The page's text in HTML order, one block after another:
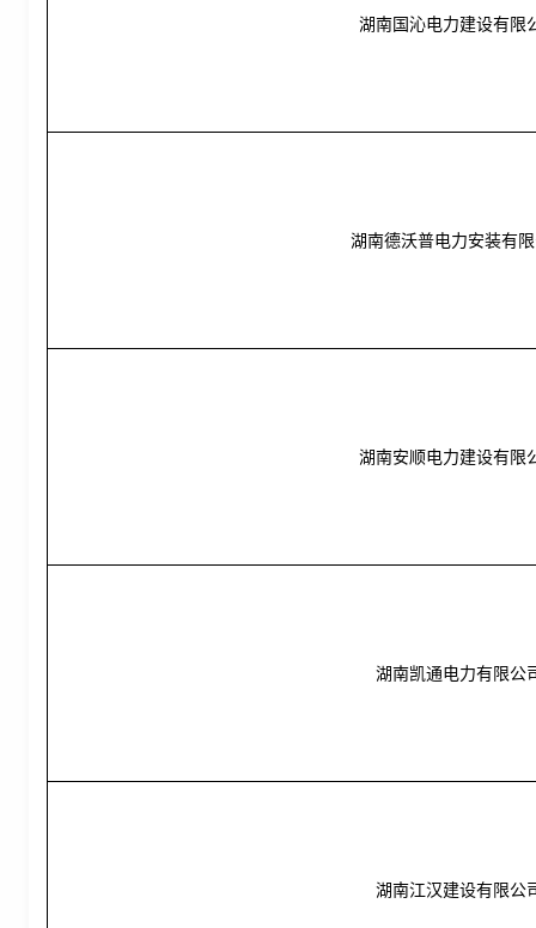
湖南国沁电力建设有限
湖南德沃普电力安装有
湖南安顺电力建设有限
湖南凯通电力有限公
湖南江汉建设有限公